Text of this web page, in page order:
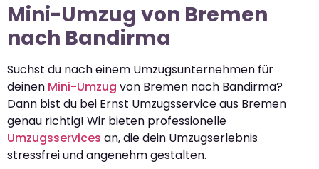
Mini-Umzug von Bremen
nach Bandirma
Suchst du nach einem Umzugsunternehmen für
deinen Mini-Umzug von Bremen nach Bandirma?
Dann bist du bei Ernst Umzugsservice aus Bremen
genau richtig! Wir bieten professionelle
Umzugsservices an, die dein Umzugserlebnis
stressfrei und angenehm gestalten.